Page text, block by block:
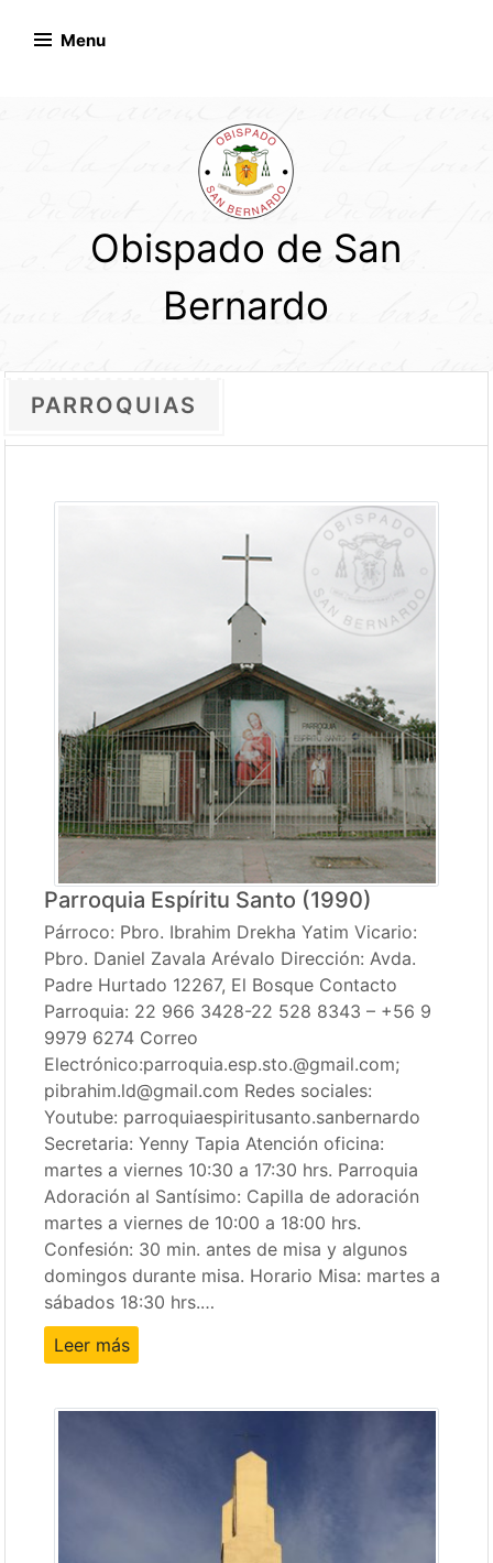
Menu
Obispado de San
Bernardo
PARROQUIAS
Parroquia Espíritu Santo (1990)
Párroco: Pbro. Ibrahim Drekha Yatim Vicario:
Pbro. Daniel Zavala Arévalo Dirección: Avda.
Padre Hurtado 12267, El Bosque Contacto
Parroquia: 22 966 3428-22 528 8343 – +56 9
9979 6274 Correo
Electrónico:parroquia.esp.sto.@gmail.com;
pibrahim.ld@gmail.com Redes sociales:
Youtube: parroquiaespiritusanto.sanbernardo
Secretaria: Yenny Tapia Atención oficina:
martes a viernes 10:30 a 17:30 hrs. Parroquia
Adoración al Santísimo: Capilla de adoración
martes a viernes de 10:00 a 18:00 hrs.
Confesión: 30 min. antes de misa y algunos
domingos durante misa. Horario Misa: martes a
sábados 18:30 hrs.…
Leer más